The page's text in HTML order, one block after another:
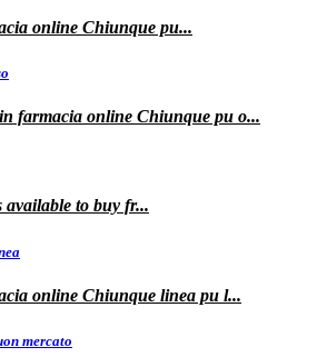
online Chiunque pu...
in farmacia online Chiunque pu o...
available to buy fr...
online Chiunque linea pu l...
mercato